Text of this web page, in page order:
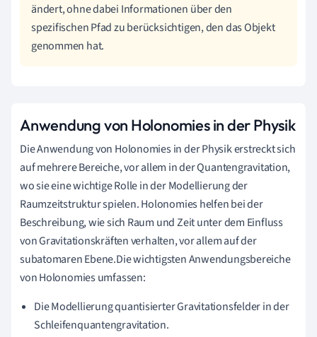
ändert, ohne dabei Informationen über den
spezifischen Pfad zu berücksichtigen, den das Objekt
genommen hat.
Anwendung von Holonomies in der Physik
Die Anwendung von Holonomies in der Physik erstreckt sich
auf mehrere Bereiche, vor allem in der Quantengravitation,
wo sie eine wichtige Rolle in der Modellierung der
Raumzeitstruktur spielen. Holonomies helfen bei der
Beschreibung, wie sich Raum und Zeit unter dem Einfluss
von Gravitationskräften verhalten, vor allem auf der
subatomaren Ebene.Die wichtigsten Anwendungsbereiche
von Holonomies umfassen:
Die Modellierung quantisierter Gravitationsfelder in der
Schleifenquantengravitation.